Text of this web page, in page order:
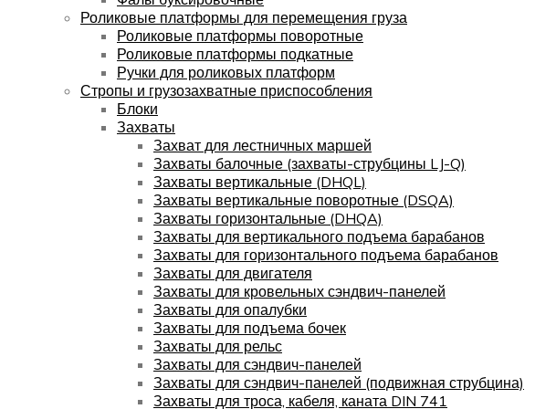
Роликовые платформы для перемещения груза
Роликовые платформы поворотные
Роликовые платформы подкатные
Ручки для роликовых платформ
Стропы и грузозахватные приспособления
Блоки
Захваты
Захват для лестничных маршей
Захваты балочные (захваты-струбцины LJ-Q)
Захваты вертикальные (DHQL)
Захваты вертикальные поворотные (DSQA)
Захваты горизонтальные (DHQA)
Захваты для вертикального подъема барабанов
Захваты для горизонтального подъема барабанов
Захваты для двигателя
Захваты для кровельных сэндвич-панелей
Захваты для опалубки
Захваты для подъема бочек
Захваты для рельс
Захваты для сэндвич-панелей
Захваты для сэндвич-панелей (подвижная струбцина)
Захваты для троса, кабеля, каната DIN 741